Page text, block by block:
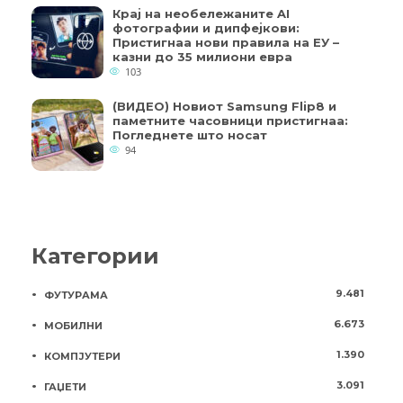
Крај на необележаните AI
фотографии и дипфејкови:
Пристигнаа нови правила на ЕУ –
казни до 35 милиони евра
103
(ВИДЕО) Новиот Samsung Flip8 и
паметните часовници пристигнаа:
Погледнете што носат
94
Категории
ФУТУРАМА 9.481
МОБИЛНИ 6.673
КОМПЈУТЕРИ 1.390
ГАЏЕТИ 3.091